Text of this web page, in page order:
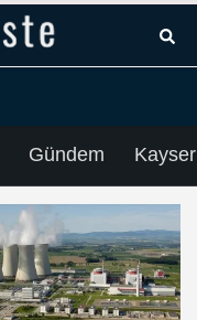
Gündem